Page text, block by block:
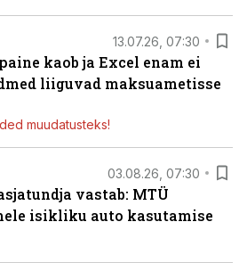
13.07.26, 07:30
kaob ja Excel enam ei
liiguvad maksuametisse
muudatusteks!
03.08.26, 07:30
vastab: MTÜ
isikliku auto kasutamise